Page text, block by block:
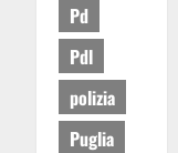
Pd
Pdl
polizia
Puglia